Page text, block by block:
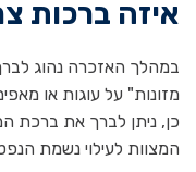
איזה ברכות
במהלך האזכרה נהוג
מזונות" על עוגות או
כן, ניתן לברך את ברכת
המצוות לעילוי נשמת